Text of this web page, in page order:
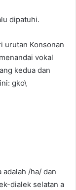
dipatuhi.
urutan Konsonan
vokal
kedua dan
gko\
/ha/ dan
dialek selatan a